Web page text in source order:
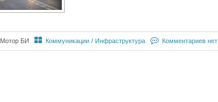
Мотор БИ Коммуникации / Инфраструктура Комментариев нет